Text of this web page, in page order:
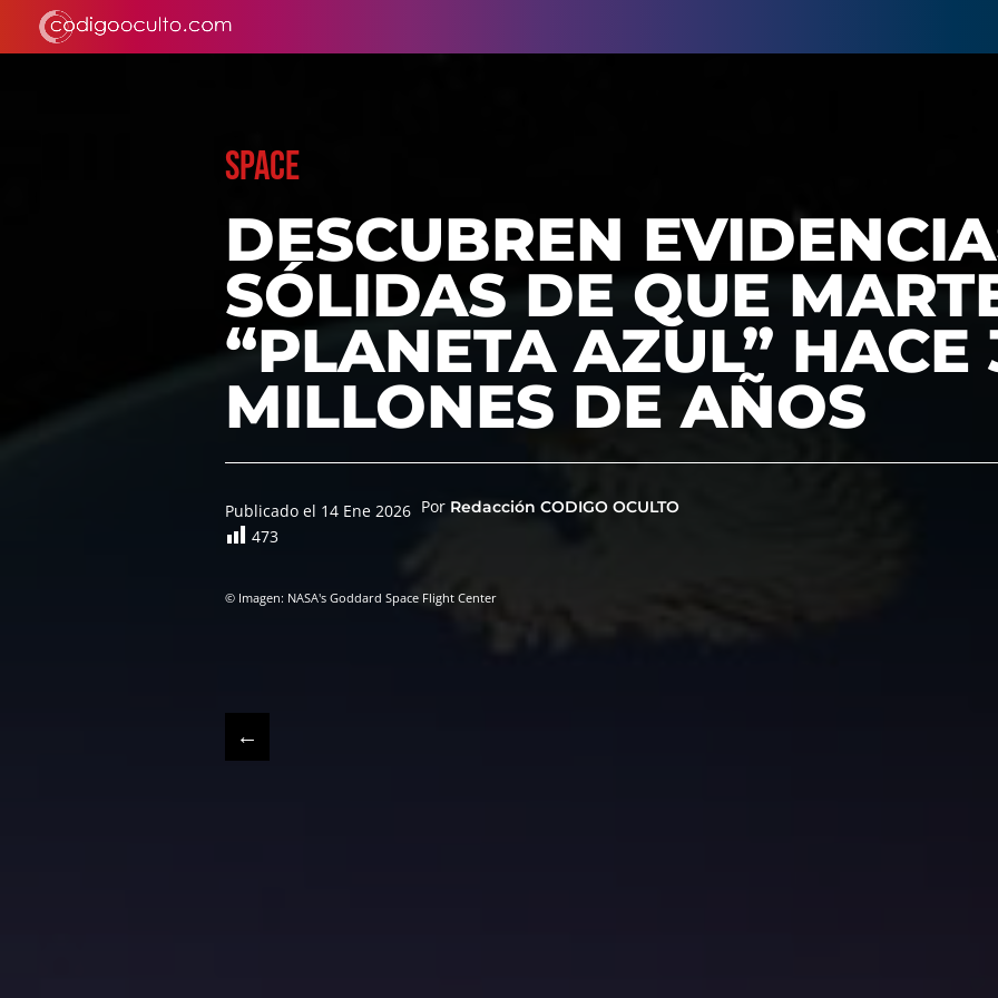
SPACE
DESCUBREN
SÓLIDAS DE QUE
“PLANETA AZUL”
MILLONES DE AÑOS
Publicado el 14 Ene 2026 Por Redacción CODIGO OCULTO
473
© Imagen: NASA's Goddard Space Flight Center
←